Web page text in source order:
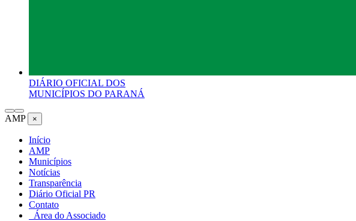
DIÁRIO OFICIAL DOS
MUNICÍPIOS DO PARANÁ
AMP ×
Início
AMP
Municípios
Notícias
Transparência
Diário Oficial PR
Contato
Área do Associado